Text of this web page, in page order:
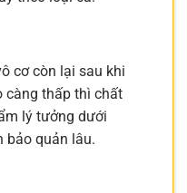
cơ còn lại sau khi
càng thấp thì chất
lý tưởng dưới
bảo quản lâu.